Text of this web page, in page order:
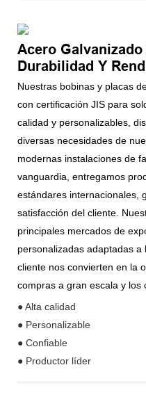
Acero
Durabilidad Y
Nuestras bobinas y placas
con certificación JIS para
calidad y personalizables,
diversas necesidades de
modernas instalaciones de
vanguardia, entregamos
estándares internacionales,
satisfacción del cliente.
principales mercados de
personalizadas adaptadas
cliente nos convierten en la
compras a gran escala y los
● Alta calidad
● Personalizable
● Confiable
● Productor líder